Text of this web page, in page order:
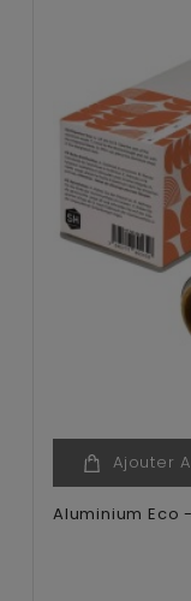
Ajouter
Aluminium Eco